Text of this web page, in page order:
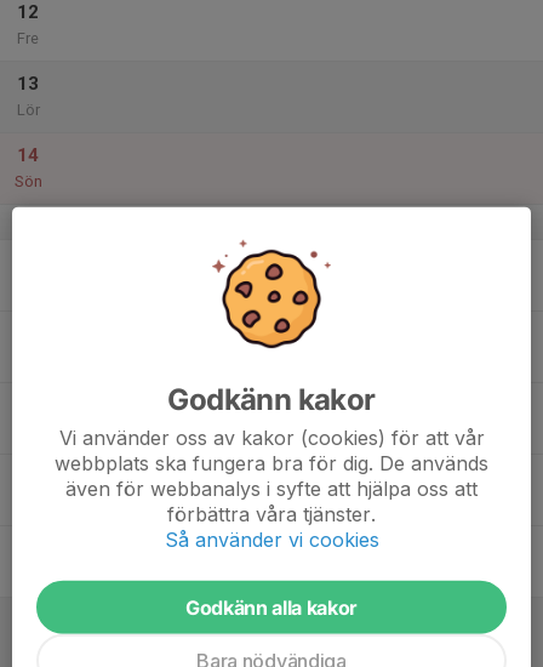
12
Fre
13
Lör
14
Sön
Måndagsträning
20:00
Onsdagsträning
Torget
20
Godkänn kakor
Vi använder oss av kakor (cookies) för att vår
webbplats ska fungera bra för dig. De används
även för webbanalys i syfte att hjälpa oss att
förbättra våra tjänster.
Så använder vi cookies
Godkänn alla kakor
Bara nödvändiga